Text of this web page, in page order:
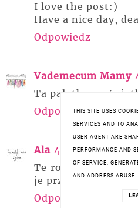
I love the post:)
Have a nice day,
Odpowiedz
Vademecum Mamy
Ta paletka
Odpowiedz
Ala 4 stycznia 2019
Te rozświetlacze
je przygarnęła <3
Odpowiedz
THIS SITE USES
SERVICES AND TO
USER-AGENT ARE
PERFORMANCE AND
OF SERVICE,
AND ADDRESS ABUSE.